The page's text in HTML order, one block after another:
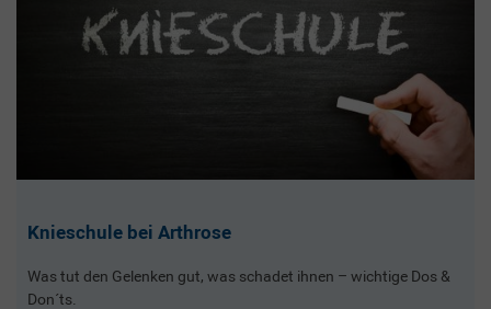
Knieschule bei Arthrose
Was tut den Gelenken gut, was schadet ihnen – wichtige Dos &
Don´ts.